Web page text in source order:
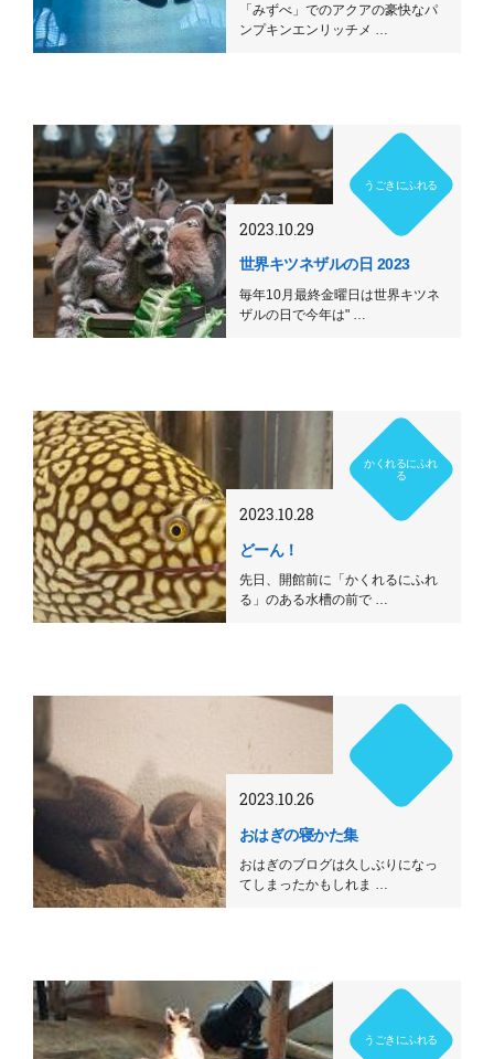
「みずべ」でのアクアの豪快なパ
ンプキンエンリッチメ …
うごきにふれる
2023.10.29
世界キツネザルの日 2023
毎年10月最終金曜日は世界キツネ
ザルの日で今年は" …
かくれるにふれ
る
2023.10.28
どーん！
先日、開館前に「かくれるにふれ
る」のある水槽の前で …
2023.10.26
おはぎの寝かた集
おはぎのブログは久しぶりになっ
てしまったかもしれま …
うごきにふれる